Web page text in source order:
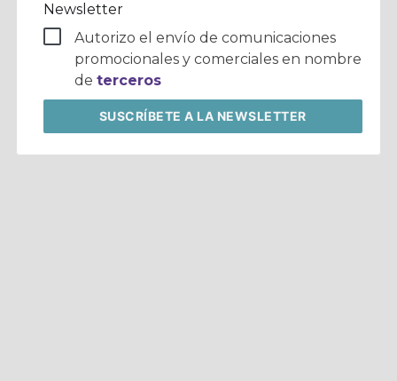
Newsletter
Autorizo el envío de comunicaciones
promocionales y comerciales en nombre
deterceros
SUSCRÍBETEA LA NEWSLETTER